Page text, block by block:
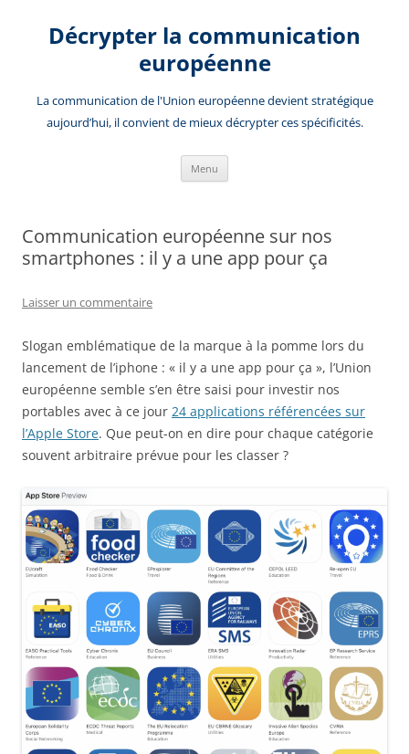
contenuDécrypter la communication
européenne
La communication de l'Union européenne devient stratégique
aujourd’hui, il convient de mieux décrypter ces spécificités.
Menu
Communication européenne sur nos
smartphones : il y a une app pour ça
Laisser un commentaire
Slogan emblématique de la marque à la pomme lors du
lancement de l’iphone : « il y a une app pour ça », l’Union
européenne semble s’en être saisi pour investir nos
portables avec à ce jour 24 applications référencées sur
l’Apple Store. Que peut-on en dire pour chaque catégorie
souvent arbitraire prévue pour les classer ?